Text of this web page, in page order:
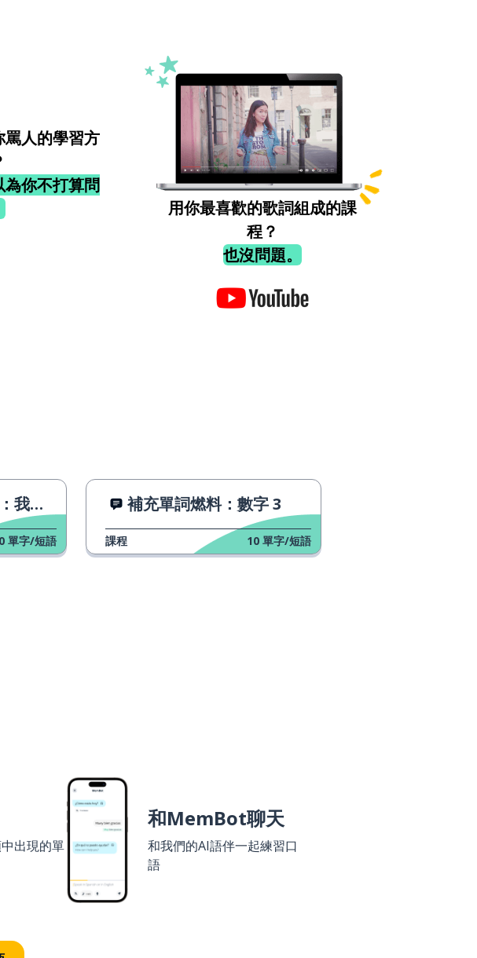
罵人的學習方
為你不打算問
用你最喜歡的歌詞組成的課
程？
也沒問題。
上帝
單字/短語
補充單詞燃料：數字 3
課程 10 單字/短語
出現的單
和MemBot聊天
和我們的AI語伴一起練習口
語